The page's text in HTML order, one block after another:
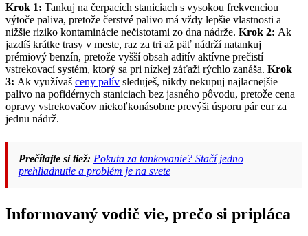
Krok 1: Tankuj na čerpacích staniciach s vysokou frekvenciou
výtoče paliva, pretože čerstvé palivo má vždy lepšie vlastnosti a
nižšie riziko kontaminácie nečistotami zo dna nádrže. Krok 2: Ak
jazdíš krátke trasy v meste, raz za tri až päť nádrží natankuj
prémiový benzín, pretože vyšší obsah aditív aktívne prečistí
vstrekovací systém, ktorý sa pri nízkej záťaži rýchlo zanáša. Krok
3: Ak využívaš ceny palív sleduješ, nikdy nekupuj najlacnejšie
palivo na pofidérnych staniciach bez jasného pôvodu, pretože cena
opravy vstrekovačov niekoľkonásobne prevýši úsporu pár eur za
jednu nádrž.
Prečítajte si tiež: Pokuta za tankovanie? Stačí jedno
prehliadnutie a problém je na svete
Informovaný vodič vie, prečo si pripláca